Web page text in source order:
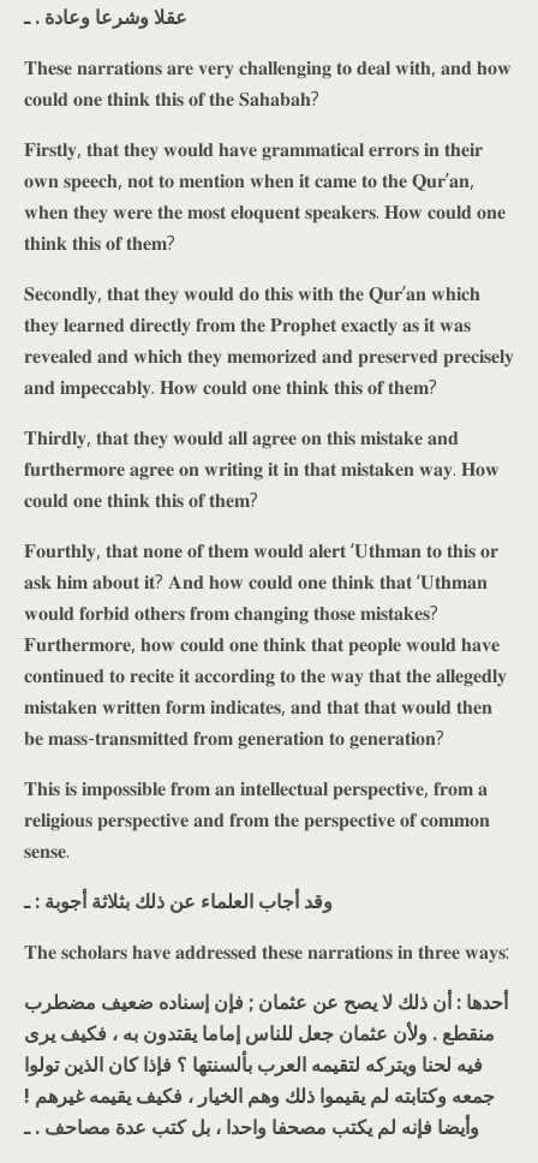
عقلا وشرعا وعادة . ـ
𝐓𝐡𝐞𝐬𝐞 𝐧𝐚𝐫𝐫𝐚𝐭𝐢𝐨𝐧𝐬 𝐚𝐫𝐞 𝐯𝐞𝐫𝐲 𝐜𝐡𝐚𝐥𝐥𝐞𝐧𝐠𝐢𝐧𝐠 𝐭𝐨 𝐝𝐞𝐚𝐥 𝐰𝐢𝐭𝐡, 𝐚𝐧𝐝 𝐡𝐨𝐰
𝐜𝐨𝐮𝐥𝐝 𝐨𝐧𝐞 𝐭𝐡𝐢𝐧𝐤 𝐭𝐡𝐢𝐬 𝐨𝐟 𝐭𝐡𝐞 𝐒𝐚𝐡𝐚𝐛𝐚𝐡?
𝐅𝐢𝐫𝐬𝐭𝐥𝐲, 𝐭𝐡𝐚𝐭 𝐭𝐡𝐞𝐲 𝐰𝐨𝐮𝐥𝐝 𝐡𝐚𝐯𝐞 𝐠𝐫𝐚𝐦𝐦𝐚𝐭𝐢𝐜𝐚𝐥 𝐞𝐫𝐫𝐨𝐫𝐬 𝐢𝐧 𝐭𝐡𝐞𝐢𝐫
𝐨𝐰𝐧 𝐬𝐩𝐞𝐞𝐜𝐡, 𝐧𝐨𝐭 𝐭𝐨 𝐦𝐞𝐧𝐭𝐢𝐨𝐧 𝐰𝐡𝐞𝐧 𝐢𝐭 𝐜𝐚𝐦𝐞 𝐭𝐨 𝐭𝐡𝐞 𝐐𝐮𝐫’𝐚𝐧,
𝐰𝐡𝐞𝐧 𝐭𝐡𝐞𝐲 𝐰𝐞𝐫𝐞 𝐭𝐡𝐞 𝐦𝐨𝐬𝐭 𝐞𝐥𝐨𝐪𝐮𝐞𝐧𝐭 𝐬𝐩𝐞𝐚𝐤𝐞𝐫𝐬. 𝐇𝐨𝐰 𝐜𝐨𝐮𝐥𝐝 𝐨𝐧𝐞
𝐭𝐡𝐢𝐧𝐤 𝐭𝐡𝐢𝐬 𝐨𝐟 𝐭𝐡𝐞𝐦?
𝐒𝐞𝐜𝐨𝐧𝐝𝐥𝐲, 𝐭𝐡𝐚𝐭 𝐭𝐡𝐞𝐲 𝐰𝐨𝐮𝐥𝐝 𝐝𝐨 𝐭𝐡𝐢𝐬 𝐰𝐢𝐭𝐡 𝐭𝐡𝐞 𝐐𝐮𝐫’𝐚𝐧 𝐰𝐡𝐢𝐜𝐡
𝐭𝐡𝐞𝐲 𝐥𝐞𝐚𝐫𝐧𝐞𝐝 𝐝𝐢𝐫𝐞𝐜𝐭𝐥𝐲 𝐟𝐫𝐨𝐦 𝐭𝐡𝐞 𝐏𝐫𝐨𝐩𝐡𝐞𝐭 𝐞𝐱𝐚𝐜𝐭𝐥𝐲 𝐚𝐬 𝐢𝐭 𝐰𝐚𝐬
𝐫𝐞𝐯𝐞𝐚𝐥𝐞𝐝 𝐚𝐧𝐝 𝐰𝐡𝐢𝐜𝐡 𝐭𝐡𝐞𝐲 𝐦𝐞𝐦𝐨𝐫𝐢𝐳𝐞𝐝 𝐚𝐧𝐝 𝐩𝐫𝐞𝐬𝐞𝐫𝐯𝐞𝐝 𝐩𝐫𝐞𝐜𝐢𝐬𝐞𝐥𝐲
𝐚𝐧𝐝 𝐢𝐦𝐩𝐞𝐜𝐜𝐚𝐛𝐥𝐲. 𝐇𝐨𝐰 𝐜𝐨𝐮𝐥𝐝 𝐨𝐧𝐞 𝐭𝐡𝐢𝐧𝐤 𝐭𝐡𝐢𝐬 𝐨𝐟 𝐭𝐡𝐞𝐦?
𝐓𝐡𝐢𝐫𝐝𝐥𝐲, 𝐭𝐡𝐚𝐭 𝐭𝐡𝐞𝐲 𝐰𝐨𝐮𝐥𝐝 𝐚𝐥𝐥 𝐚𝐠𝐫𝐞𝐞 𝐨𝐧 𝐭𝐡𝐢𝐬 𝐦𝐢𝐬𝐭𝐚𝐤𝐞 𝐚𝐧𝐝
𝐟𝐮𝐫𝐭𝐡𝐞𝐫𝐦𝐨𝐫𝐞 𝐚𝐠𝐫𝐞𝐞 𝐨𝐧 𝐰𝐫𝐢𝐭𝐢𝐧𝐠 𝐢𝐭 𝐢𝐧 𝐭𝐡𝐚𝐭 𝐦𝐢𝐬𝐭𝐚𝐤𝐞𝐧 𝐰𝐚𝐲. 𝐇𝐨𝐰
𝐜𝐨𝐮𝐥𝐝 𝐨𝐧𝐞 𝐭𝐡𝐢𝐧𝐤 𝐭𝐡𝐢𝐬 𝐨𝐟 𝐭𝐡𝐞𝐦?
𝐅𝐨𝐮𝐫𝐭𝐡𝐥𝐲, 𝐭𝐡𝐚𝐭 𝐧𝐨𝐧𝐞 𝐨𝐟 𝐭𝐡𝐞𝐦 𝐰𝐨𝐮𝐥𝐝 𝐚𝐥𝐞𝐫𝐭 ‘𝐔𝐭𝐡𝐦𝐚𝐧 𝐭𝐨 𝐭𝐡𝐢𝐬 𝐨𝐫
𝐚𝐬𝐤 𝐡𝐢𝐦 𝐚𝐛𝐨𝐮𝐭 𝐢𝐭? 𝐀𝐧𝐝 𝐡𝐨𝐰 𝐜𝐨𝐮𝐥𝐝 𝐨𝐧𝐞 𝐭𝐡𝐢𝐧𝐤 𝐭𝐡𝐚𝐭 ‘𝐔𝐭𝐡𝐦𝐚𝐧
𝐰𝐨𝐮𝐥𝐝 𝐟𝐨𝐫𝐛𝐢𝐝 𝐨𝐭𝐡𝐞𝐫𝐬 𝐟𝐫𝐨𝐦 𝐜𝐡𝐚𝐧𝐠𝐢𝐧𝐠 𝐭𝐡𝐨𝐬𝐞 𝐦𝐢𝐬𝐭𝐚𝐤𝐞𝐬?
𝐅𝐮𝐫𝐭𝐡𝐞𝐫𝐦𝐨𝐫𝐞, 𝐡𝐨𝐰 𝐜𝐨𝐮𝐥𝐝 𝐨𝐧𝐞 𝐭𝐡𝐢𝐧𝐤 𝐭𝐡𝐚𝐭 𝐩𝐞𝐨𝐩𝐥𝐞 𝐰𝐨𝐮𝐥𝐝 𝐡𝐚𝐯𝐞
𝐜𝐨𝐧𝐭𝐢𝐧𝐮𝐞𝐝 𝐭𝐨 𝐫𝐞𝐜𝐢𝐭𝐞 𝐢𝐭 𝐚𝐜𝐜𝐨𝐫𝐝𝐢𝐧𝐠 𝐭𝐨 𝐭𝐡𝐞 𝐰𝐚𝐲 𝐭𝐡𝐚𝐭 𝐭𝐡𝐞 𝐚𝐥𝐥𝐞𝐠𝐞𝐝𝐥𝐲
𝐦𝐢𝐬𝐭𝐚𝐤𝐞𝐧 𝐰𝐫𝐢𝐭𝐭𝐞𝐧 𝐟𝐨𝐫𝐦 𝐢𝐧𝐝𝐢𝐜𝐚𝐭𝐞𝐬, 𝐚𝐧𝐝 𝐭𝐡𝐚𝐭 𝐭𝐡𝐚𝐭 𝐰𝐨𝐮𝐥𝐝 𝐭𝐡𝐞𝐧
𝐛𝐞 𝐦𝐚𝐬𝐬-𝐭𝐫𝐚𝐧𝐬𝐦𝐢𝐭𝐭𝐞𝐝 𝐟𝐫𝐨𝐦 𝐠𝐞𝐧𝐞𝐫𝐚𝐭𝐢𝐨𝐧 𝐭𝐨 𝐠𝐞𝐧𝐞𝐫𝐚𝐭𝐢𝐨𝐧?
𝐓𝐡𝐢𝐬 𝐢𝐬 𝐢𝐦𝐩𝐨𝐬𝐬𝐢𝐛𝐥𝐞 𝐟𝐫𝐨𝐦 𝐚𝐧 𝐢𝐧𝐭𝐞𝐥𝐥𝐞𝐜𝐭𝐮𝐚𝐥 𝐩𝐞𝐫𝐬𝐩𝐞𝐜𝐭𝐢𝐯𝐞, 𝐟𝐫𝐨𝐦 𝐚
𝐫𝐞𝐥𝐢𝐠𝐢𝐨𝐮𝐬 𝐩𝐞𝐫𝐬𝐩𝐞𝐜𝐭𝐢𝐯𝐞 𝐚𝐧𝐝 𝐟𝐫𝐨𝐦 𝐭𝐡𝐞 𝐩𝐞𝐫𝐬𝐩𝐞𝐜𝐭𝐢𝐯𝐞 𝐨𝐟 𝐜𝐨𝐦𝐦𝐨𝐧
𝐬𝐞𝐧𝐬𝐞.
وقد أجاب العلماء عن ذلك بثلاثة أجوبة : ـ
𝐓𝐡𝐞 𝐬𝐜𝐡𝐨𝐥𝐚𝐫𝐬 𝐡𝐚𝐯𝐞 𝐚𝐝𝐝𝐫𝐞𝐬𝐬𝐞𝐝 𝐭𝐡𝐞𝐬𝐞 𝐧𝐚𝐫𝐫𝐚𝐭𝐢𝐨𝐧𝐬 𝐢𝐧 𝐭𝐡𝐫𝐞𝐞 𝐰𝐚𝐲𝐬:
أحدها : أن ذلك لا يصح عن عثمان ; فإن إسناده ضعيف مضطرب
منقطع . ولأن عثمان جعل للناس إماما يقتدون به ، فكيف يرى
فيه لحنا ويتركه لتقيمه العرب بألسنتها ؟ فإذا كان الذين تولوا
جمعه وكتابته لم يقيموا ذلك وهم الخيار ، فكيف يقيمه غيرهم !
وأيضا فإنه لم يكتب مصحفا واحدا ، بل كتب عدة مصاحف . ـ